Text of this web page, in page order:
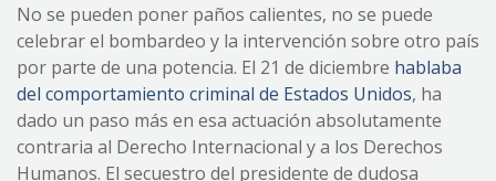
No se pueden poner paños calientes, no se puede
celebrar el bombardeo y la intervención sobre otro país
por parte de una potencia. El 21 de diciembre hablaba
del comportamiento criminal de Estados Unidos, ha
dado un paso más en esa actuación absolutamente
contraria al Derecho Internacional y a los Derechos
Humanos. El secuestro del presidente de dudosa